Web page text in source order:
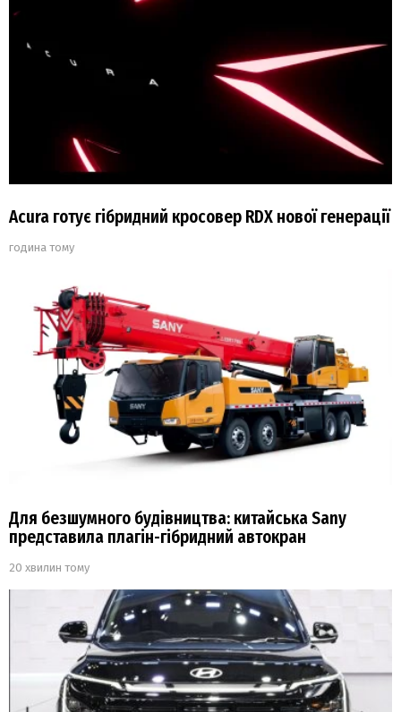
Acura готує гібридний кросовер RDX нової генерації
година тому
Для безшумного будівництва: китайська Sany
представила плагін-гібридний автокран
20 хвилин тому